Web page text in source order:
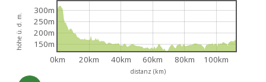
distanz (km)
höhe ü. d. m.
0km 20km 40km 60km 80km 100km
150m
200m
250m
300m